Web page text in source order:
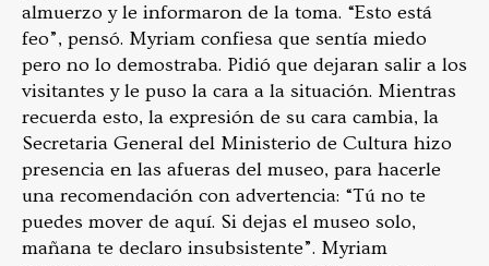
almuerzo y le informaron de la toma. “Esto está
feo”, pensó. Myriam confiesa que sentía miedo
pero no lo demostraba. Pidió que dejaran salir a los
visitantes y le puso la cara a la situación. Mientras
recuerda esto, la expresión de su cara cambia, la
Secretaria General del Ministerio de Cultura hizo
presencia en las afueras del museo, para hacerle
una recomendación con advertencia: “Tú no te
puedes mover de aquí. Si dejas el museo solo,
mañana te declaro insubsistente”. Myriam